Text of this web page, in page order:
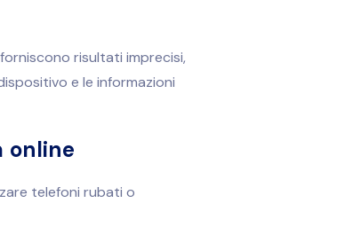
risultati imprecisi,
e le informazioni
online
telefoni rubati o